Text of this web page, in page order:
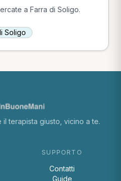
a Farra di Soligo.
Soligo
terapista giusto, vicino a te.
SUPPORTO
Contatti
Guide